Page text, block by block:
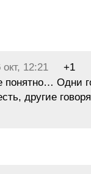
окт, 12:21
+1
понятно… Одни
другие